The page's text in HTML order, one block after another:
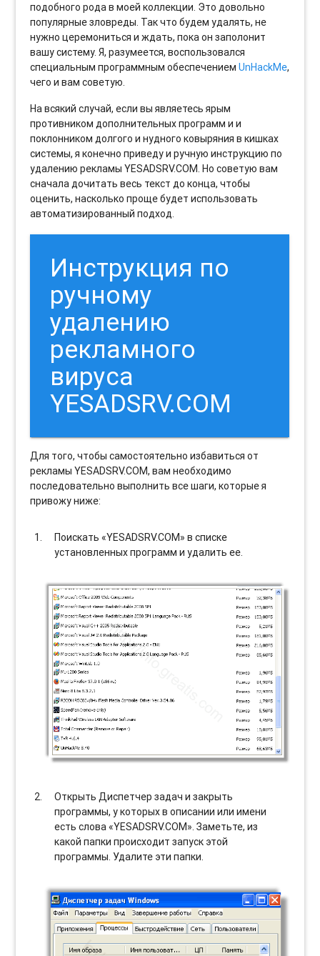
подобного рода в моей коллекции. Это довольно
популярные зловреды. Так что будем удалять, не
нужно церемониться и ждать, пока он заполонит
вашу систему. Я, разумеется, воспользовался
специальным программным обеспечениемUnHackMe,
чего и вам советую.
На всякий случай, если вы являетесь ярым
противником дополнительных программ и и
поклонником долгого и нудного ковыряния в кишках
системы, я конечно приведу и ручную инструкцию по
удалению рекламы YESADSRV.COM. Но советую вам
сначала дочитать весь текст до конца, чтобы
оценить, насколько проще будет использовать
автоматизированный подход.
Инструкция по
ручному
удалению
рекламного
вируса
YESADSRV.COM
Для того, чтобы самостоятельно избавиться от
рекламы YESADSRV.COM, вам необходимо
последовательно выполнить все шаги, которые я
привожу ниже:
Поискать «YESADSRV.COM» в списке
установленных программ и удалить ее.
Открыть Диспетчер задач и закрыть
программы, у которых в описании или имени
есть слова «YESADSRV.COM». Заметьте, из
какой папки происходит запуск этой
программы. Удалите эти папки.